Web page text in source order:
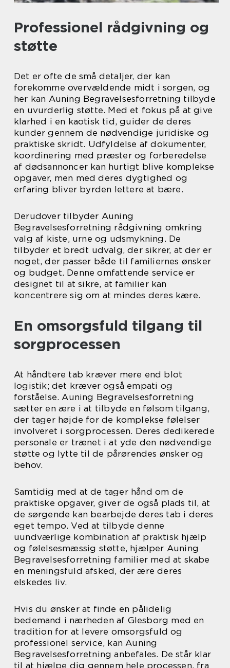
Professionel rådgivning og
støtte
Det er ofte de små detaljer, der kan
forekomme overvældende midt i sorgen, og
her kan Auning Begravelsesforretning tilbyde
en uvurderlig støtte. Med et fokus på at give
klarhed i en kaotisk tid, guider de deres
kunder gennem de nødvendige juridiske og
praktiske skridt. Udfyldelse af dokumenter,
koordinering med præster og forberedelse
af dødsannoncer kan hurtigt blive komplekse
opgaver, men med deres dygtighed og
erfaring bliver byrden lettere at bære.
Derudover tilbyder Auning
Begravelsesforretning rådgivning omkring
valg af kiste, urne og udsmykning. De
tilbyder et bredt udvalg, der sikrer, at der er
noget, der passer både til familiernes ønsker
og budget. Denne omfattende service er
designet til at sikre, at familier kan
koncentrere sig om at mindes deres kære.
En omsorgsfuld tilgang til
sorgprocessen
At håndtere tab kræver mere end blot
logistik; det kræver også empati og
forståelse. Auning Begravelsesforretning
sætter en ære i at tilbyde en følsom tilgang,
der tager højde for de komplekse følelser
involveret i sorgprocessen. Deres dedikerede
personale er trænet i at yde den nødvendige
støtte og lytte til de pårørendes ønsker og
behov.
Samtidig med at de tager hånd om de
praktiske opgaver, giver de også plads til, at
de sørgende kan bearbejde deres tab i deres
eget tempo. Ved at tilbyde denne
uundværlige kombination af praktisk hjælp
og følelsesmæssig støtte, hjælper Auning
Begravelsesforretning familier med at skabe
en meningsfuld afsked, der ære deres
elskedes liv.
Hvis du ønsker at finde en pålidelig
bedemand i nærheden af Glesborg med en
tradition for at levere omsorgsfuld og
professionel service, kan Auning
Begravelsesforretning anbefales. De står klar
til at hjælpe dig gennem hele processen, fra